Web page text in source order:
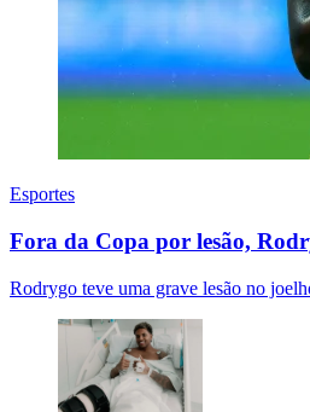
Esportes
Fora da Copa por lesão,
Rodrygo teve uma grave lesão no